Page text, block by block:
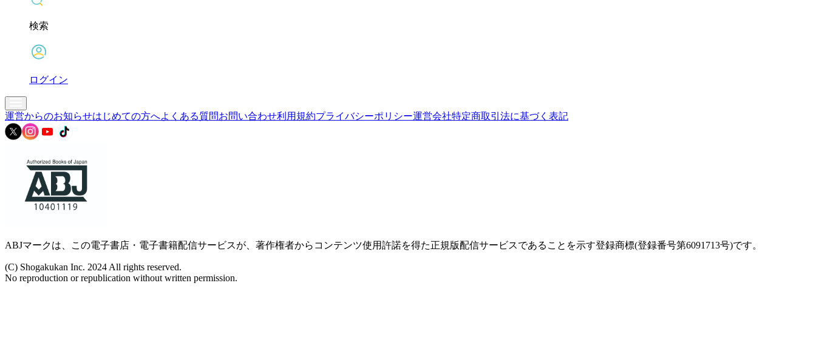
検索
ログイン
運営からのお知らせはじめての方へよくある質問お問い合わせ利用規約プライバシーポリシー運営会社特定商取引法に基づく表記
ABJマークは、この電子書店・電子書籍配信サービスが、著作権者からコンテンツ使用許諾を得た正規版配信サービスであることを示す登録商標(登録番号第6091713号)です。
(C) Shogakukan Inc. 2024 All rights reserved.
No reproduction or republication without written permission.